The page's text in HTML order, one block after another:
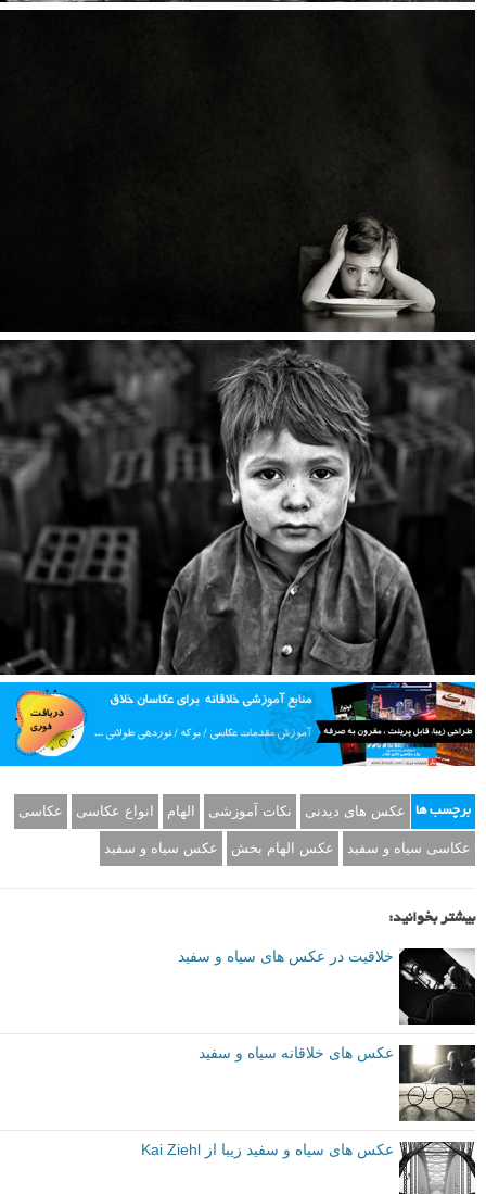
برچسب ها عکس های دیدنی نکات آموزشی الهام انواع عکاسی عکاسی
عکاسی سیاه و سفید عکس الهام بخش عکس سیاه و سفید
بیشتر بخوانید:
خلاقیت در عکس های سیاه و سفید
عکس های خلاقانه سیاه و سفید
عکس های سیاه و سفید زیبا از Kai Ziehl